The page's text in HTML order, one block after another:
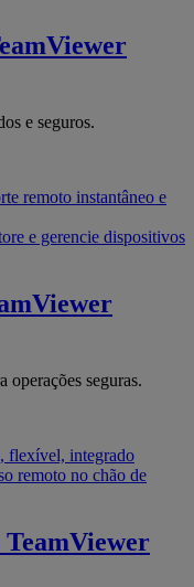
e seguros.
remoto instantâneo e
e gerencie dispositivos
operações seguras.
flexível, integrado
remoto no chão de
TeamViewer